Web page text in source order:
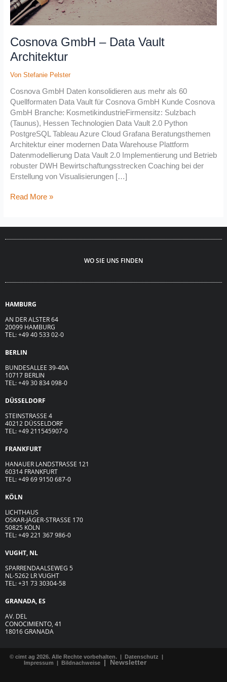
Cosnova GmbH – Data Vault
Architektur
Von Stefanie Pelster
Cosnova GmbH Daten konsolidieren aus mehr als 60
Quellformaten Data Vault für Cosnova GmbH Kunde Cosnova
GmbH Branche: KosmetikindustrieFirmensitz: Sulzbach
(Taunus), Hessen Technologien Data Vault 2.0 Python
PostgreSQL Tableau Azure Cloud Grafana Beratungsthemen
Architektur einer modernen Data Warehouse Plattform
Datenmodellierung Data Vault 2.0 Implementierung und Betrieb
robuster DWH Bewirtschaftungsstrecken Coaching bei der
Erstellung von Visualisierungen […]
Read More »
WO SIE UNS FINDEN
HAMBURG
AN DER ALSTER 64
20099 HAMBURG
TEL: +49 40 533 02-0
BERLIN
BUNDESALLEE 39-40A
10717 BERLIN
TEL: +49 30 834 098-0
DÜSSELDORF
STEINSTRASSE 4
40212 DÜSSELDORF
TEL: +49 211545907-0
FRANKFURT
HANAUER LANDSTRASSE 121
60314 FRANKFURT
TEL: +49 69 9150 687-0
KÖLN
LICHTHAUS
OSKAR-JÄGER-STRASSE 170
50825 KÖLN
TEL: +49 221 367 986-0
VUGHT, NL
SPARRENDAALSEWEG 5
NL-5262 LR VUGHT
TEL: +31 73 30304-58
GRANADA, ES
AV. DEL
CONOCIMIENTO, 41
18016 GRANADA
© cimt ag 2026. Alle Rechte vorbehalten. | Datenschutz |
Impressum
| Bildnachweise | Newsletter